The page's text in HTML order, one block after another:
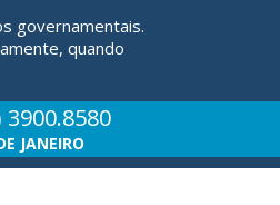
governamentais.
quando
3900.8580
JANEIRO